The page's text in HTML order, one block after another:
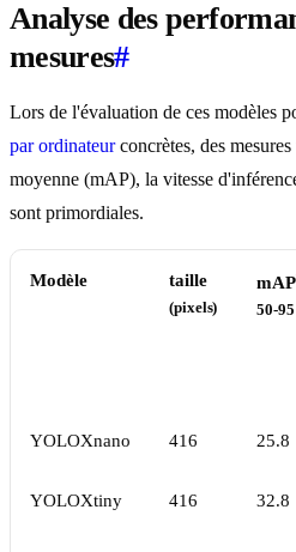
Analyse des
mesures#
Lors de l'évaluation de ces modèles
par ordinateurconcrètes, des
moyenne (mAP), la vitesse
sont primordiales.
Modèle taille
(pixels)
mAP
50-95
YOLOXnano 416 25.8
YOLOXtiny 416 32.8